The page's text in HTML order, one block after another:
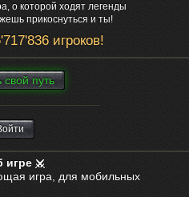
о которой ходят легенды
прикоснуться и ты!
игроков!
свой путь
игре
игра, для мобильных